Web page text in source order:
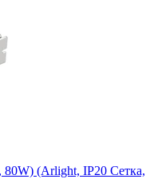
(Arlight, IP20 Сетка,